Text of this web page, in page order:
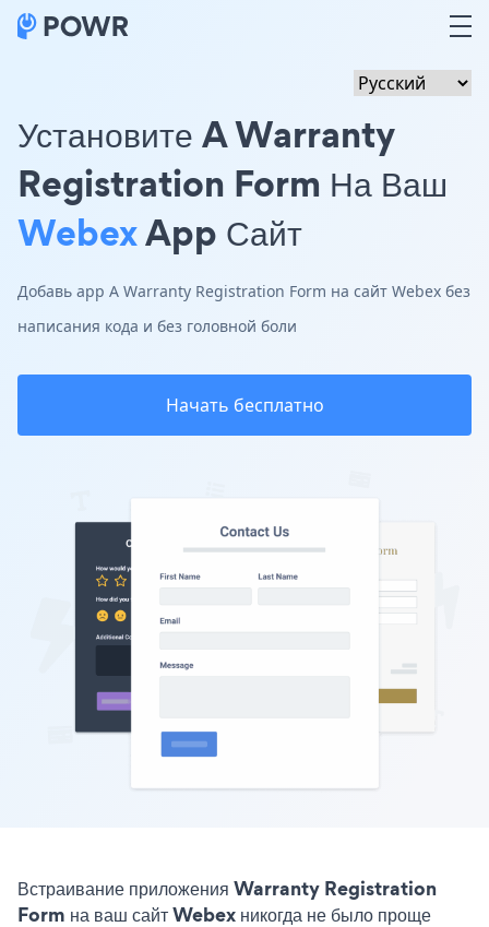
Установите A Warranty
Registration Form На Ваш
WebexApp Сайт
Добавь app A Warranty Registration Form на сайт Webex без
написания кода и без головной боли
Начать бесплатно
Встраивание приложения Warranty Registration
Form на ваш сайт Webex никогда не было проще